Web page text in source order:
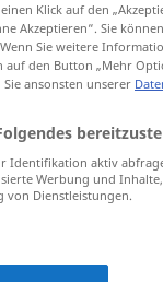
Klick auf den
Akzeptieren“. Sie
Sie weitere
auf den Button „Mehr
ansonsten unserer
Identifikation aktiv
Werbung und
von Dienstleistungen.